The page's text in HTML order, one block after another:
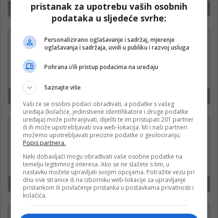
Banjaluka
Kuvar u restoranu (M/Ž)
Zeleni Vir
Tehnički crtač
Banjaluka
pristanak za upotrebu vaših osobnih
podataka u sljedeće svrhe:
Personalizirano oglašavanje i sadržaj, mjerenje
oglašavanja i sadržaja, uvidi u publiku i razvoj usluga
Pohrana i/ili pristup podacima na uređaju
Saznajte više
Vaši će se osobni podaci obrađivati, a podatke s vašeg
uređaja (kolačiće, jedinstvene identifikatore i druge podatke
uređaja) može pohranjivati, dijeliti te im pristupati 201 partner
ili ih može upotrebljavati ova web-lokacija. Mi i naši partneri
možemo upotrebljavati precizne podatke o geolociranju.
Popis partnera.
Neki dobavljači mogu obrađivati vaše osobne podatke na
temelju legitimnog interesa. Ako se ne slažete s tim, u
nastavku možete upravljati svojim opcijama. Potražite vezu pri
dnu ove stranice ili na izborniku web-lokacije za upravljanje
pristankom ili povlačenje pristanka u postavkama privatnosti i
kolačića.